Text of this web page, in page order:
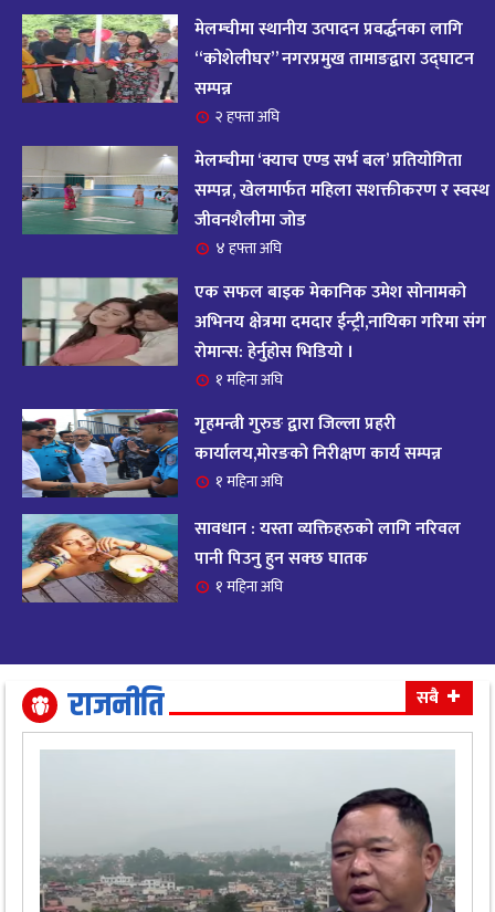
१४ आज २०८२ साल भदौ १६ गते सोमबारको राशिफल
११ महिना अघि
१५
आजको राशिफल : २०८२ भदौ १२ गते बिहीवार, २८
अगस्ट २०२५
११ महिना अघि
१६ आजको राशिफल – २०८२ साल भाद्र १० गते, मंगलबार
१७ आजको राशिफल – २०८२ साल भाद्र १० गते, मंगलबार
११ महिना अघि
१८
आजको राशिफल : आइतवार, ८ भदौ २०८२ (२४ अगस्ट
२०२५)
११ महिना अघि
१९ आजको राशिफल २०८२ भदाै ४ गते, बुधवार
११ महिना अघि
धैर्यले सफलता मिल्नेछ
११ महिना अघि
मेलम्चीमा स्थानीय उत्पादन प्रवर्द्धनका लागि
“कोशेलीघर” नगरप्रमुख तामाङद्वारा उद्घाटन
सम्पन्न
२ हफ्ता अघि
मेलम्चीमा ‘क्याच एण्ड सर्भ बल’ प्रतियोगिता
सम्पन्न, खेलमार्फत महिला सशक्तीकरण र स्वस्थ
जीवनशैलीमा जोड
४ हफ्ता अघि
एक सफल बाइक मेकानिक उमेश सोनामको
अभिनय क्षेत्रमा दमदार ईन्ट्री,नायिका गरिमा संग
रोमान्स: हेर्नुहोस भिडियो ।
१ महिना अघि
गृहमन्त्री गुरुङ द्वारा जिल्ला प्रहरी
कार्यालय,मोरङको निरीक्षण कार्य सम्पन्न
१ महिना अघि
सावधान : यस्ता व्यक्तिहरुको लागि नरिवल
पानी पिउनु हुन सक्छ घातक
१ महिना अघि
राजनीति सबै